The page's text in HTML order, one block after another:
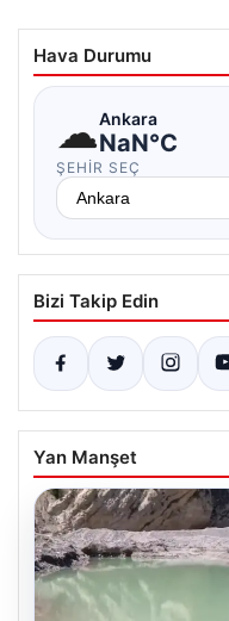
Hava Durumu
☁Ankara
NaN°C
ŞEHIR SEÇ
Bizi Takip Edin
Yan Manşet